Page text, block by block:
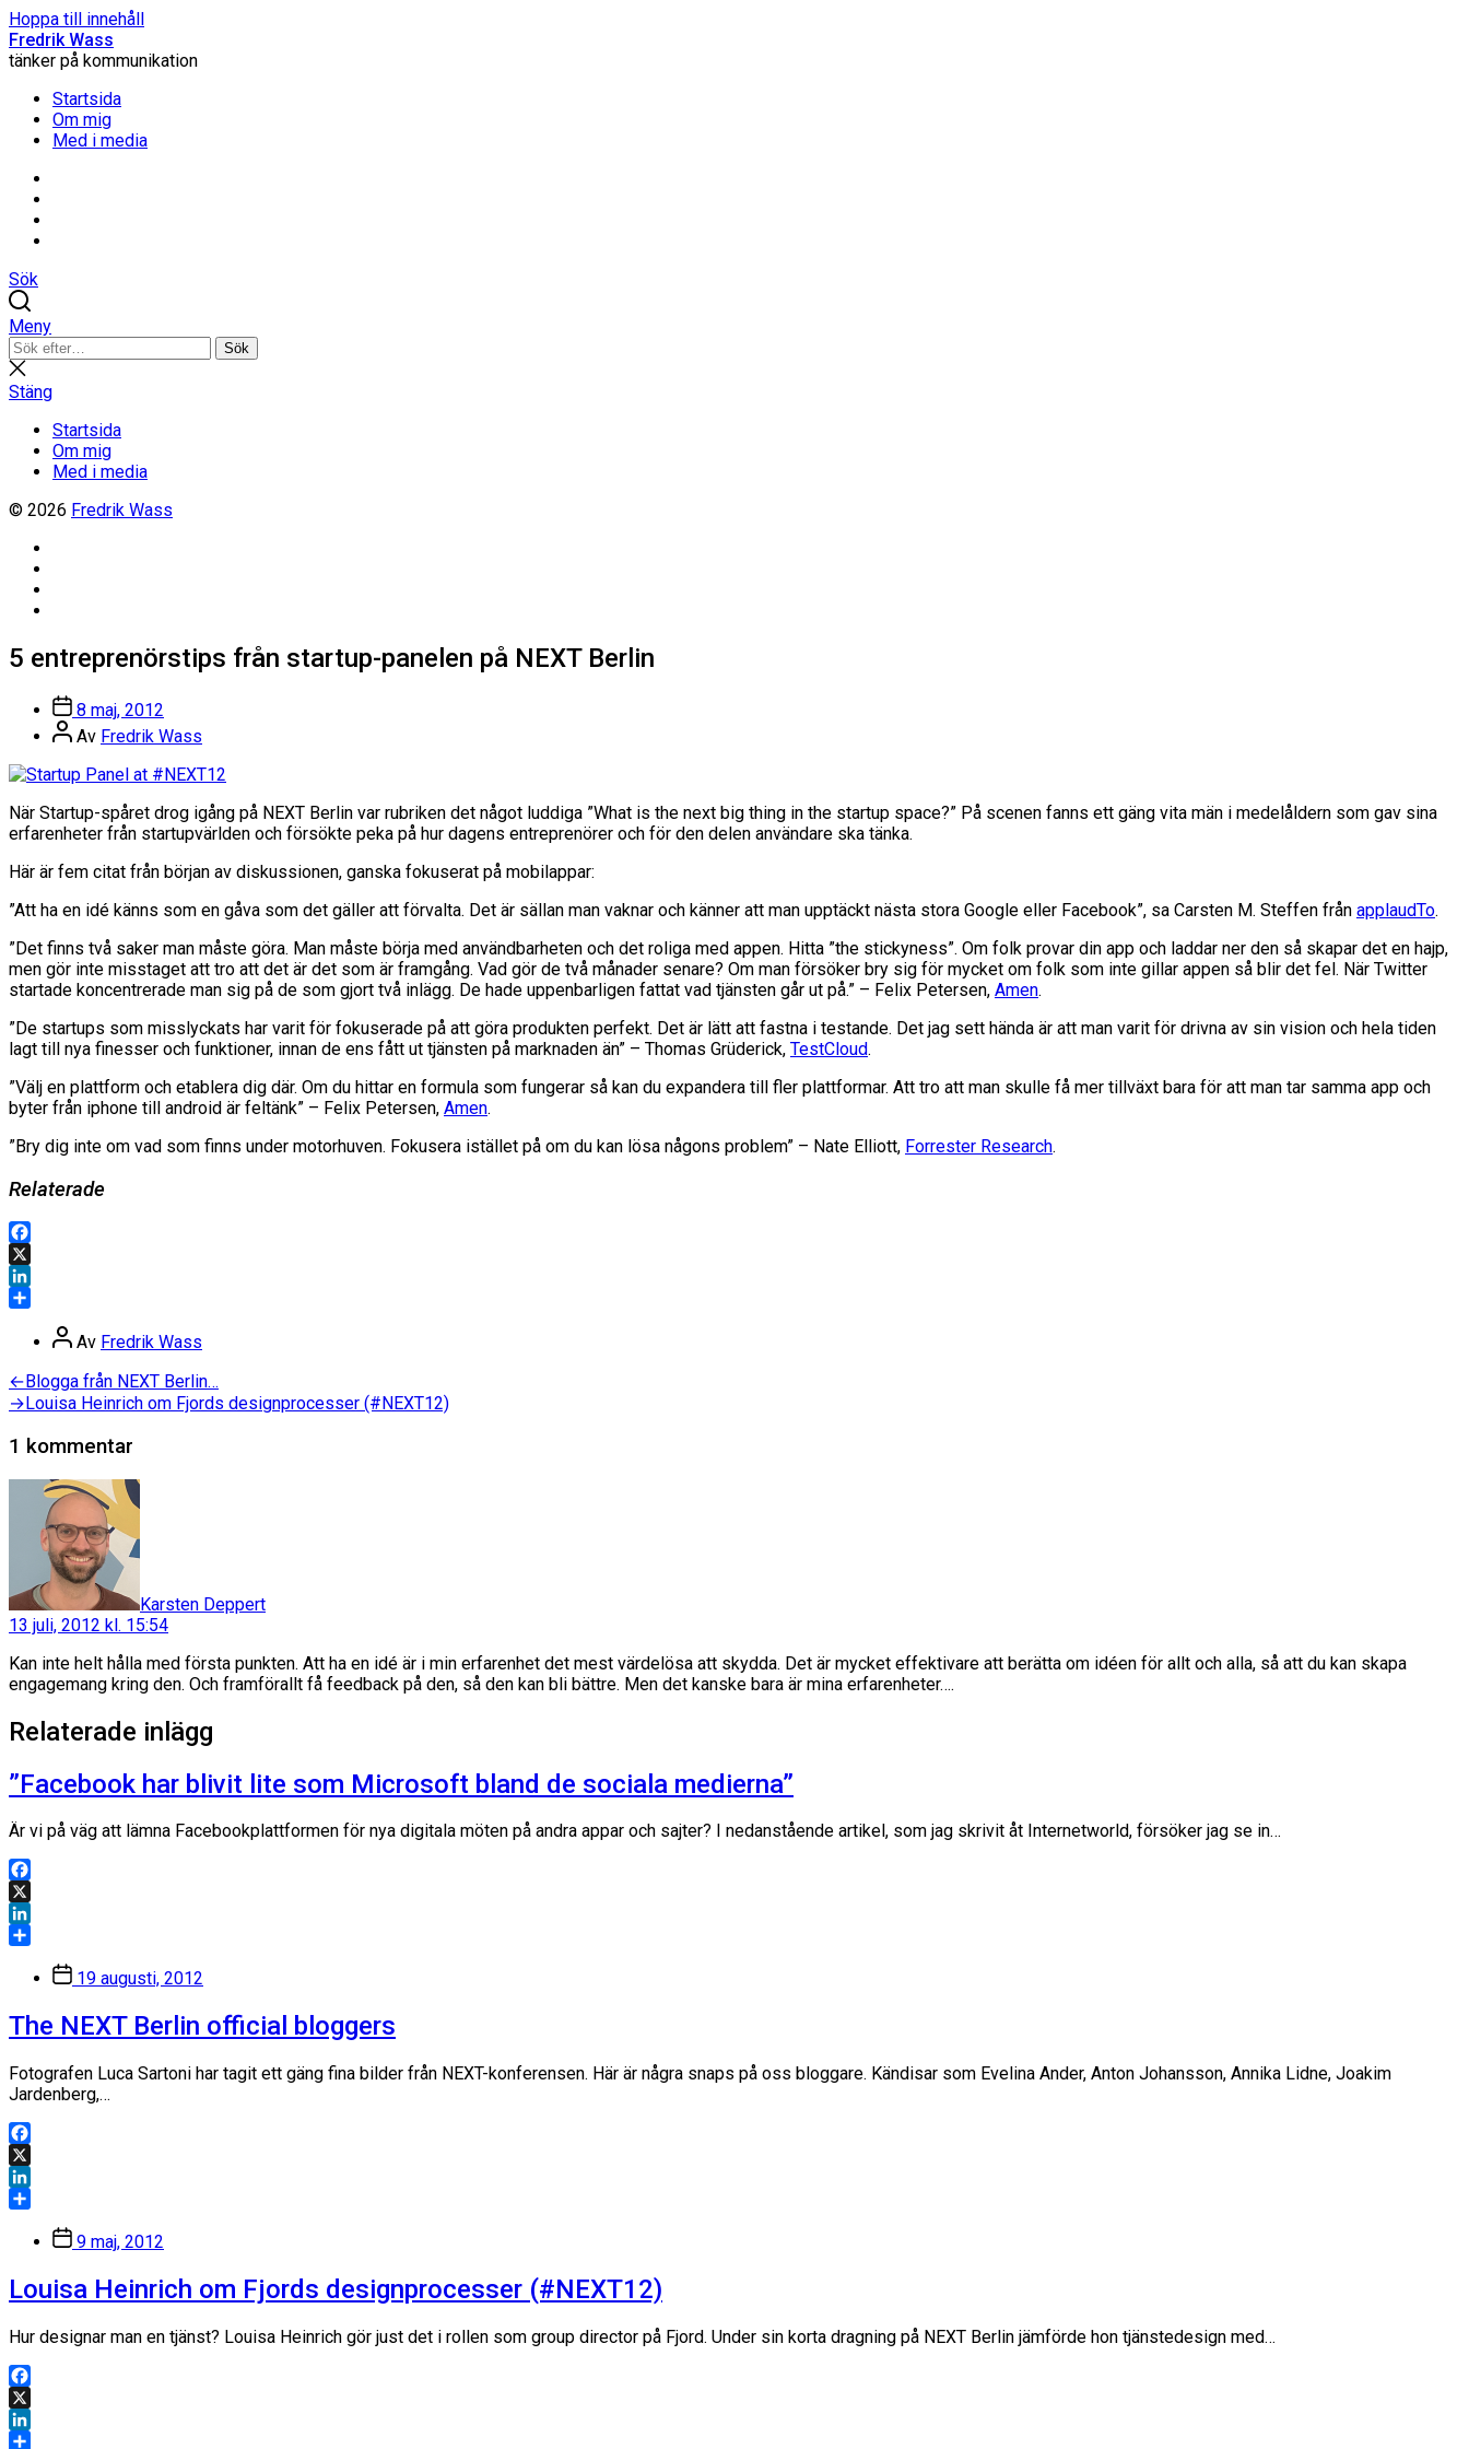
Hoppa till innehåll
Fredrik Wass
tänker på kommunikation
Startsida
Om mig
Med i media
Sök
Meny
Sök
efter:
Sök
Stäng
sökning
Stäng
Startsida
Om mig
Med i media
© 2026 Fredrik Wass
5 entreprenörstips från startup-panelen på NEXT Berlin
Inläggsdatum
8 maj, 2012
Inläggsförfattare
Av Fredrik Wass
När Startup-spåret drog igång på NEXT Berlin var rubriken det något luddiga ”What is the next big thing in the startup space?” På scenen fanns ett gäng vita män i medelåldern som gav sina
erfarenheter från startupvärlden och försökte peka på hur dagens entreprenörer och för den delen användare ska tänka.
Här är fem citat från början av diskussionen, ganska fokuserat på mobilappar:
”Att ha en idé känns som en gåva som det gäller att förvalta. Det är sällan man vaknar och känner att man upptäckt nästa stora Google eller Facebook”, sa Carsten M. Steffen från applaudTo.
”Det finns två saker man måste göra. Man måste börja med användbarheten och det roliga med appen. Hitta ”the stickyness”. Om folk provar din app och laddar ner den så skapar det en hajp,
men gör inte misstaget att tro att det är det som är framgång. Vad gör de två månader senare? Om man försöker bry sig för mycket om folk som inte gillar appen så blir det fel. När Twitter
startade koncentrerade man sig på de som gjort två inlägg. De hade uppenbarligen fattat vad tjänsten går ut på.” – Felix Petersen, Amen.
”De startups som misslyckats har varit för fokuserade på att göra produkten perfekt. Det är lätt att fastna i testande. Det jag sett hända är att man varit för drivna av sin vision och hela tiden
lagt till nya finesser och funktioner, innan de ens fått ut tjänsten på marknaden än” – Thomas Grüderick, TestCloud.
”Välj en plattform och etablera dig där. Om du hittar en formula som fungerar så kan du expandera till fler plattformar. Att tro att man skulle få mer tillväxt bara för att man tar samma app och
byter från iphone till android är feltänk” – Felix Petersen, Amen.
”Bry dig inte om vad som finns under motorhuven. Fokusera istället på om du kan lösa någons problem” – Nate Elliott, Forrester Research.
Relaterade
Facebook
X
LinkedIn
Inläggsförfattare
Av Fredrik Wass
Inläggsnavigering
←Föregående
inlägg:
Blogga från NEXT Berlin…
→Nästa
Louisa Heinrich om Fjords designprocesser (#NEXT12)
1 kommentar
Karsten Deppert
13 juli, 2012 kl. 15:54
Kan inte helt hålla med första punkten. Att ha en idé är i min erfarenhet det mest värdelösa att skydda. Det är mycket effektivare att berätta om idéen för allt och alla, så att du kan skapa
engagemang kring den. Och framförallt få feedback på den, så den kan bli bättre. Men det kanske bara är mina erfarenheter….
Relaterade inlägg
”Facebook har blivit lite som Microsoft bland de sociala medierna”
Är vi på väg att lämna Facebookplattformen för nya digitala möten på andra appar och sajter? I nedanstående artikel, som jag skrivit åt Internetworld, försöker jag se in…
Facebook
X
LinkedIn
Inläggsdatum
19 augusti, 2012
The NEXT Berlin official bloggers
Fotografen Luca Sartoni har tagit ett gäng fina bilder från NEXT-konferensen. Här är några snaps på oss bloggare. Kändisar som Evelina Ander, Anton Johansson, Annika Lidne, Joakim
Jardenberg,…
Facebook
X
LinkedIn
Inläggsdatum
9 maj, 2012
Louisa Heinrich om Fjords designprocesser (#NEXT12)
Hur designar man en tjänst? Louisa Heinrich gör just det i rollen som group director på Fjord. Under sin korta dragning på NEXT Berlin jämförde hon tjänstedesign med…
Facebook
X
LinkedIn